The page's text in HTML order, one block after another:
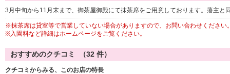
3月中旬から11月末まで、御茶屋御殿にて抹茶席をご用意しております。藩主と
※抹茶席は貸室等で営業していない場合がありますので、お問い合わせください
※入園料など詳細はホームページをご覧ください。
おすすめのクチコミ （32 件）
クチコミからみる、このお店の特長